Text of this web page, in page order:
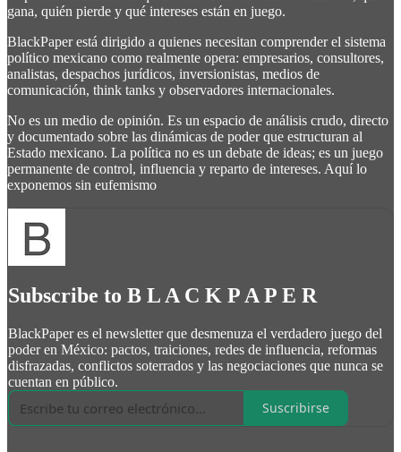
gana, quién pierde y qué intereses están en juego.
BlackPaper está dirigido a quienes necesitan comprender el sistema
político mexicano como realmente opera: empresarios, consultores,
analistas, despachos jurídicos, inversionistas, medios de
comunicación, think tanks y observadores internacionales.
No es un medio de opinión. Es un espacio de análisis crudo, directo
y documentado sobre las dinámicas de poder que estructuran al
Estado mexicano. La política no es un debate de ideas; es un juego
permanente de control, influencia y reparto de intereses. Aquí lo
exponemos sin eufemismo
Subscribe to B L A C K P A P E R
BlackPaper es el newsletter que desmenuza el verdadero juego del
poder en México: pactos, traiciones, redes de influencia, reformas
disfrazadas, conflictos soterrados y las negociaciones que nunca se
cuentan en público.
Suscribirse